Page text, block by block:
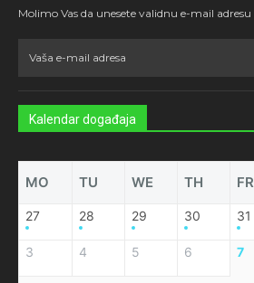
Molimo Vas da unesete validnu e-mail adresu
Kalendar događaja
MO TU WE TH FR
27 28 29 30 31
3 4 5 6 7